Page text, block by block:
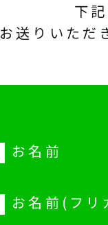
下
お送りいただ
お名前
お名前(フリ